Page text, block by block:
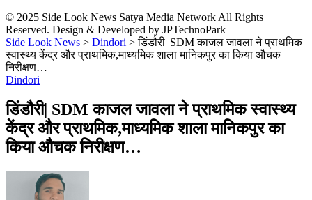
© 2025 Side Look News Satya Media Network All Rights
Reserved. Design & Developed by JPTechnoPark
Side Look News > Dindori >डिंडौरी| SDM काजल जावला ने प्राथमिक
स्वास्थ्य केंद्र और प्राथमिक,माध्यमिक शाला मानिकपुर का किया औचक
निरीक्षण…
Dindori
डिंडौरी| SDM काजल जावला ने प्राथमिक स्वास्थ्य
केंद्र और प्राथमिक,माध्यमिक शाला मानिकपुर का
किया औचक निरीक्षण…